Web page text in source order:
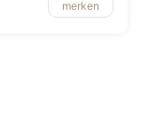
merken